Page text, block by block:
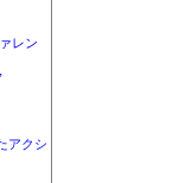
レン
アクシ